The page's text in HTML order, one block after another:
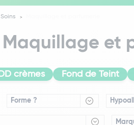
Maquillage et
crèmes Fond de Teint
Forme ?